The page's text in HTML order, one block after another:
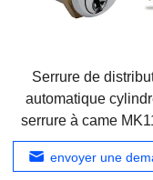
Serrure de
automatique
serrure à came
envoyer une